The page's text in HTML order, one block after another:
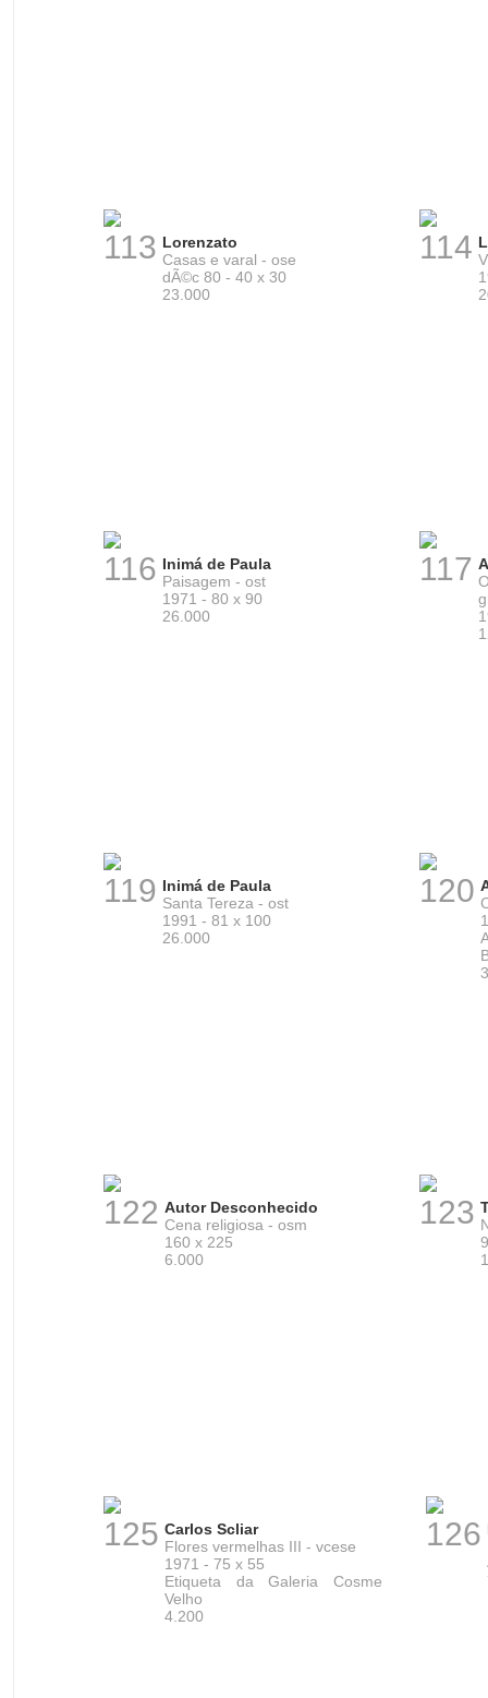
113 Lorenzato
Casas e varal - ose
dÃ©c 80 - 40 x 30
23.000
114
116 Inimá de Paula
Paisagem - ost
1971 - 80 x 90
26.000
117
119 Inimá de Paula
Santa Tereza - ost
1991 - 81 x 100
26.000
120
122 Autor Desconhecido
Cena religiosa - osm
160 x 225
6.000
123
125 Carlos Scliar
Flores vermelhas III - vcese
1971 - 75 x 55
Etiqueta da Galeria Cosme
Velho
4.200
126